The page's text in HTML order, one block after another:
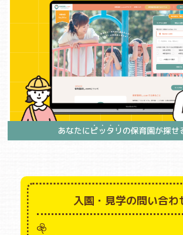
入園・見学の問い合わ